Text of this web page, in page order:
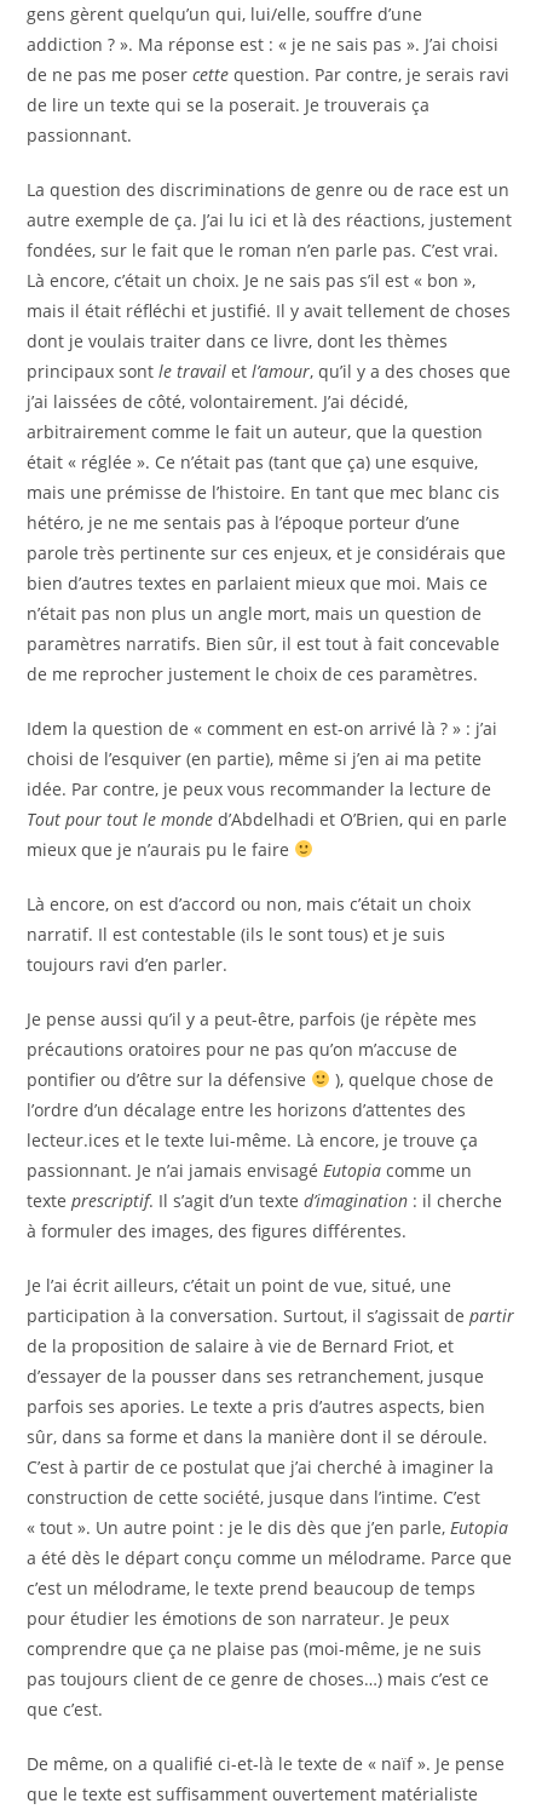
gens gèrent quelqu’un qui, lui/elle, souffre d’une
addiction ? ». Ma réponse est : « je ne sais pas ». J’ai choisi
de ne pas me posercette question. Par contre, je serais ravi
de lire un texte qui se la poserait. Je trouverais ça
passionnant.
La question des discriminations de genre ou de race est un
autre exemple de ça. J’ai lu ici et là des réactions, justement
fondées, sur le fait que le roman n’en parle pas. C’est vrai.
Là encore, c’était un choix. Je ne sais pas s’il est « bon »,
mais il était réfléchi et justifié. Il y avait tellement de choses
dont je voulais traiter dans ce livre, dont les thèmes
principaux sontle travailetl’amour, qu’il y a des choses que
j’ai laissées de côté, volontairement. J’ai décidé,
arbitrairement comme le fait un auteur, que la question
était « réglée ». Ce n’était pas (tant que ça) une esquive,
mais une prémisse de l’histoire. En tant que mec blanc cis
hétéro, je ne me sentais pas à l’époque porteur d’une
parole très pertinente sur ces enjeux, et je considérais que
bien d’autres textes en parlaient mieux que moi. Mais ce
n’était pas non plus un angle mort, mais un question de
paramètres narratifs. Bien sûr, il est tout à fait concevable
de me reprocher justement le choix de ces paramètres.
Idem la question de « comment en est-on arrivé là ? » : j’ai
choisi de l’esquiver (en partie), même si j’en ai ma petite
idée. Par contre, je peux vous recommander la lecture de
Tout pour tout le monde d’Abdelhadi et O’Brien, qui en parle
mieux que je n’aurais pu le faire
Là encore, on est d’accord ou non, mais c’était un choix
narratif. Il est contestable (ils le sont tous) et je suis
toujours ravi d’en parler.
Je pense aussi qu’il y a peut-être, parfois (je répète mes
précautions oratoires pour ne pas qu’on m’accuse de
pontifier ou d’être sur la défensive
), quelque chose de
l’ordre d’un décalage entre les horizons d’attentes des
lecteur.ices et le texte lui-même. Là encore, je trouve ça
passionnant. Je n’ai jamais envisagé Eutopia comme un
texteprescriptif. Il s’agit d’un texted’imagination : il cherche
à formuler des images, des figures différentes.
Je l’ai écrit ailleurs, c’était un point de vue, situé, une
participation à la conversation. Surtout, il s’agissait departir
de la proposition de salaire à vie de Bernard Friot, et
d’essayer de la pousser dans ses retranchement, jusque
parfois ses apories. Le texte a pris d’autres aspects, bien
sûr, dans sa forme et dans la manière dont il se déroule.
C’est à partir de ce postulat que j’ai cherché à imaginer la
construction de cette société, jusque dans l’intime. C’est
« tout ». Un autre point : je le dis dès que j’en parle, Eutopia
a été dès le départ conçu comme un mélodrame. Parce que
c’est un mélodrame, le texte prend beaucoup de temps
pour étudier les émotions de son narrateur. Je peux
comprendre que ça ne plaise pas (moi-même, je ne suis
pas toujours client de ce genre de choses…) mais c’est ce
que c’est.
De même, on a qualifié ci-et-là le texte de « naïf ». Je pense
que le texte est suffisamment ouvertement matérialiste